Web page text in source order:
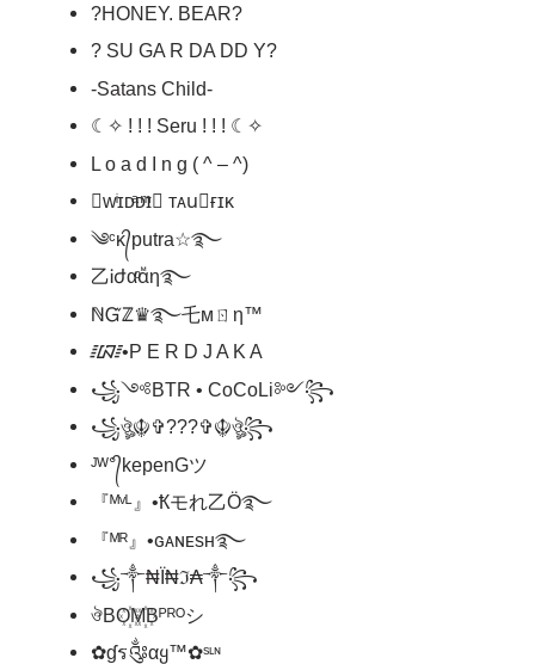
?HONEY. BEAR?
? SU GA R DA DD Y?
-Satans Child-
☾✧ ! ! ! Seru ! ! ! ☾✧
L o a d I n g ( ^ – ^)
➴ᴡͥɪᴅͣᴅͫɪ⃟ ᴛᴀu⃟ғɪᴋ
༄ᶜᴋ᭄putra☆࿐
乙Ꭵժαͦαᷟη࿐
ℕᏳℤ♛࿐乇мㄖη™
᳇•P E R D J A K A
꧁༺BTR • CoCoLi༻꧂
꧁ঔৣ☬✞???✞☬ঔৣ꧂
ᴶᵂ°᭄kepenGツ
『ᴹᵛᴸ』•Ҟモれ乙Ö࿐
『ᴹᴿ』•ɢᴀɴᴇsʜ࿐
꧁༒₦Ї₦ℑ₳༒꧂
ঔBO꙰M꙰Bᴾᴿᴼシ
✿ɠร༂αყ™✿ˢᶫᶰ